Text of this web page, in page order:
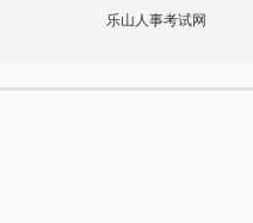
乐山人事考试网